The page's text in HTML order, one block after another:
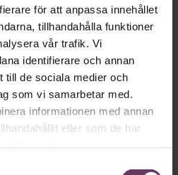
för att anpassa innehållet
tillhandahålla funktioner
vår trafik. Vi
identifierare och annan
till de sociala medier och
som vi samarbetar med.
informationen med annan
eller som de har